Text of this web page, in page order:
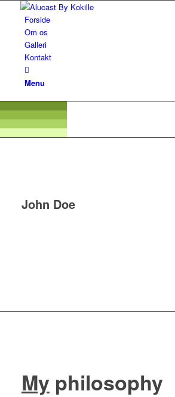
Forside
Om os
Galleri
Kontakt
Menu
John Doe
My philosophy